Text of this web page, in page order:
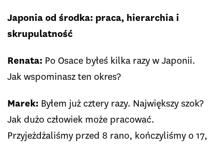
Japonia od środka: praca, hierarchia i
skrupulatność
Renata: Po Osace byłeś kilka razy w Japonii.
Jak wspominasz ten okres?
Marek: Byłem już cztery razy. Największy szok?
Jak dużo człowiek może pracować.
Przyjeżdżaliśmy przed 8 rano, kończyliśmy o 17,